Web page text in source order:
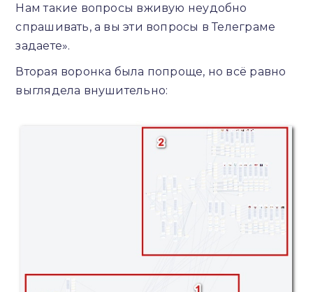
Нам такие вопросы вживую неудобно
спрашивать, а вы эти вопросы в Телеграме
задаете».
Вторая воронка была попроще, но всё равно
выглядела внушительно: